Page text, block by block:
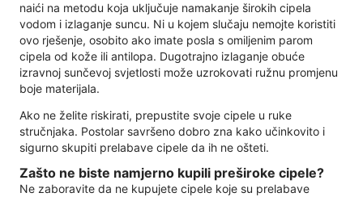
naići na metodu koja uključuje namakanje širokih cipela
vodom i izlaganje suncu. Ni u kojem slučaju nemojte koristiti
ovo rješenje, osobito ako imate posla s omiljenim parom
cipela od kože ili antilopa. Dugotrajno izlaganje obuće
izravnoj sunčevoj svjetlosti može uzrokovati ružnu promjenu
boje materijala.
Ako ne želite riskirati, prepustite svoje cipele u ruke
stručnjaka. Postolar savršeno dobro zna kako učinkovito i
sigurno skupiti prelabave cipele da ih ne ošteti.
Zašto ne biste namjerno kupili preširoke cipele?
Ne zaboravite da ne kupujete cipele koje su prelabave